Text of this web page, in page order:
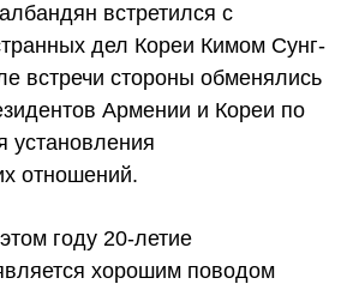
встретился с
дел Кореи Кимом Сунг-
встречи стороны обменялись
Армении и Кореи по
установления
отношений.
году 20-летие
хорошим поводом